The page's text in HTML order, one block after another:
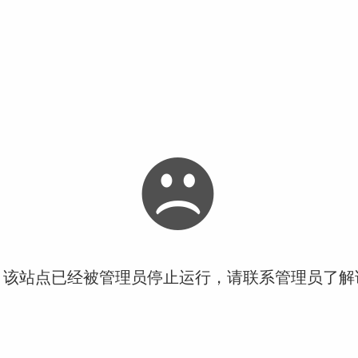
站点已经被管理员停止运行，请联系管理员了